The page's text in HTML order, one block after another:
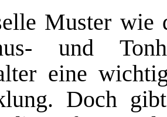
Muster wie
und
eine
Doch